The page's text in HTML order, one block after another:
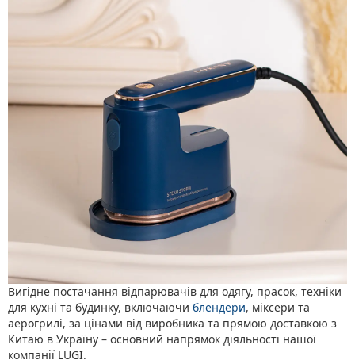
Вигідне постачання відпарювачів для одягу, прасок, техніки
для кухні та будинку, включаючи блендери, міксери та
аерогрилі, за цінами від виробника та прямою доставкою з
Китаю в Україну – основний напрямок діяльності нашої
компанії LUGI.